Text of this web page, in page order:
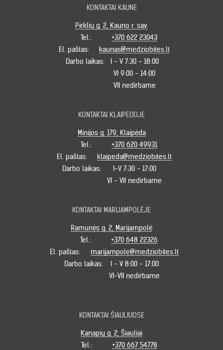
KONTAKTAI KAUNE
Pirklių g. 2, Kauno r. sav.
Tel.:
+370 622 23043
El. paštas:
kaunas@medziobites.lt
Darbo laikas:
I - V 7:30 - 18:00
VI 9:00 - 14:00
VII nedirbame
KONTAKTAI KLAIPĖDOJE
Minijos g. 179, Klaipėda
Tel.:
+370 620 49931
El. paštas:
klaipeda@medziobites.lt
Darbo laikas:
I-V 7:30 - 17:00
VI - VII nedirbame
KONTAKTAI MARIJAMPOLĖJE
Ramunės g. 2, Marijampolė
Tel.:
+370 648 22326
El. paštas:
marijampole@medziobites.lt
Darbo laikas:
I - V 8:00 - 17:00
VI-VII nedirbame
KONTAKTAI ŠIAULIUOSE
Kanapių g. 2, Šiauliai
Tel.:
+370 667 54778